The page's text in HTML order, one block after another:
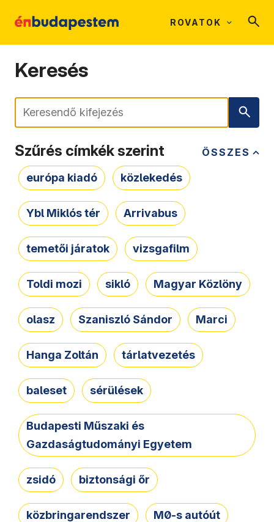
ROVATOK
Keresés
Keresés
ÖSSZES
Szűrés címkék szerint
európa kiadó közlekedés
Ybl Miklós tér Arrivabus
temetői járatok vizsgafilm
Toldi mozi sikló Magyar Közlöny
olasz Szaniszló Sándor Marci
Hanga Zoltán tárlatvezetés
baleset sérülések
Budapesti Műszaki és
Gazdaságtudományi Egyetem
zsidó biztonsági őr
közbringarendszer M0-s autóút